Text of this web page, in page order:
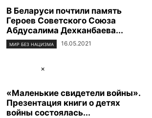
В Беларуси почтили память
Героев Советского Союза
Абдусалима Дехканбаева...
МИР БЕЗ НАЦИЗМА 16.05.2021
×
«Маленькие свидетели войны».
Презентация книги о детях
войны состоялась...